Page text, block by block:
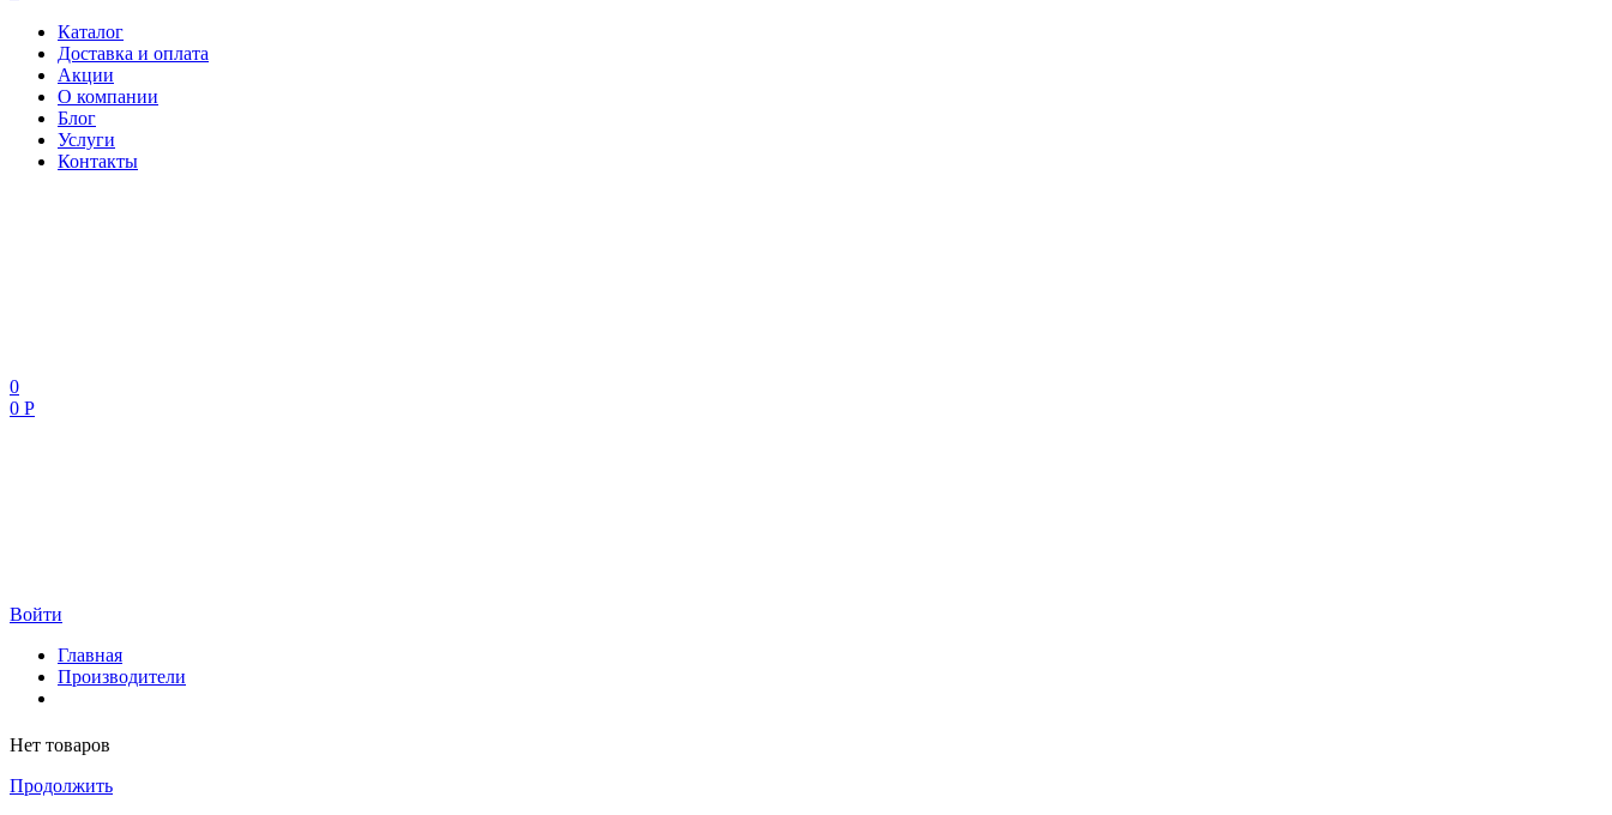
Каталог
Доставка и оплата
Акции
О компании
Блог
Услуги
Контакты
0
0 Р
Войти
Главная
Производители
Нет товаров
Продолжить